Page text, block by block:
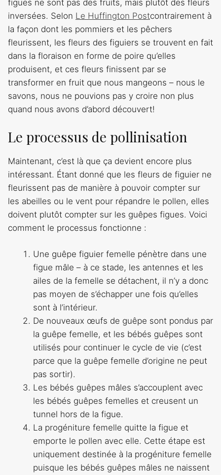
figues ne sont pas des fruits, mais plutôt des fleurs
inversées. Selon Le Huffington Postcontrairement à
la façon dont les pommiers et les pêchers
fleurissent, les fleurs des figuiers se trouvent en fait
dans la floraison en forme de poire qu’elles
produisent, et ces fleurs finissent par se
transformer en fruit que nous mangeons – nous le
savons, nous ne pouvions pas y croire non plus
quand nous avons d’abord découvert!
Le processus de pollinisation
Maintenant, c’est là que ça devient encore plus
intéressant. Étant donné que les fleurs de figuier ne
fleurissent pas de manière à pouvoir compter sur
les abeilles ou le vent pour répandre le pollen, elles
doivent plutôt compter sur les guêpes figues. Voici
comment le processus fonctionne :
Une guêpe figuier femelle pénètre dans une
figue mâle – à ce stade, les antennes et les
ailes de la femelle se détachent, il n’y a donc
pas moyen de s’échapper une fois qu’elles
sont à l’intérieur.
De nouveaux œufs de guêpe sont pondus par
la guêpe femelle, et les bébés guêpes sont
utilisés pour continuer le cycle de vie (c’est
parce que la guêpe femelle d’origine ne peut
pas sortir).
Les bébés guêpes mâles s’accouplent avec
les bébés guêpes femelles et creusent un
tunnel hors de la figue.
La progéniture femelle quitte la figue et
emporte le pollen avec elle. Cette étape est
uniquement destinée à la progéniture femelle
puisque les bébés guêpes mâles ne naissent